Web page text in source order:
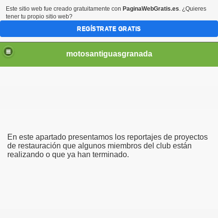
motosantiguasgranada
En este apartado presentamos los reportajes de proyectos
de restauración que algunos miembros del club están
realizando o que ya han terminado.
Este sitio web fue creado gratuitamente con PaginaWebGratis.es. ¿Quieres
tener tu propio sitio web?
REGÍSTRATE GRATIS